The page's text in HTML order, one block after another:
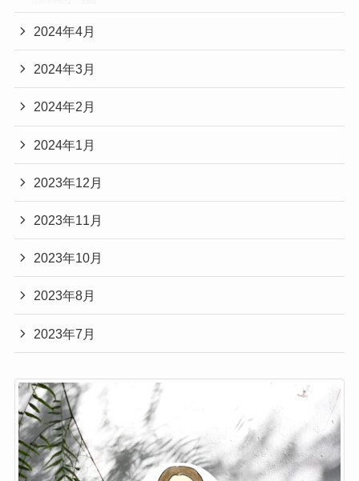
2024年4月
2024年3月
2024年2月
2024年1月
2023年12月
2023年11月
2023年10月
2023年8月
2023年7月